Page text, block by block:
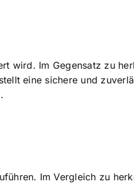
wird. Im Gegensatz zu
eine sichere und
Im Vergleich zu